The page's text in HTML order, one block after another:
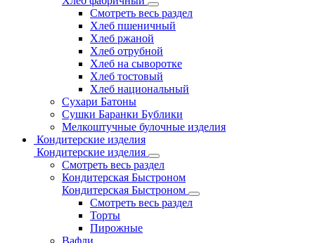
Смотреть весь раздел
Хлеб пшеничный
Хлеб ржаной
Хлеб отрубной
Хлеб на сыворотке
Хлеб тостовый
Хлеб национальный
Сухари Батоны
Сушки Баранки Бублики
Мелкоштучные булочные изделия
Кондитерские изделия
Кондитерские изделия
Смотреть весь раздел
Кондитерская Быстроном
Кондитерская Быстроном
Смотреть весь раздел
Торты
Пирожные
Вафли